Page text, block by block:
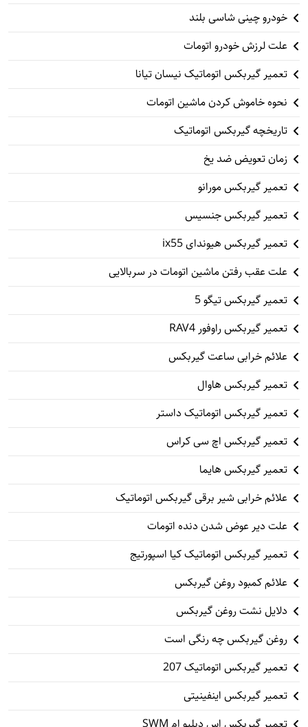
خودرو چینی شاسی بلند
علت لرزش خودرو اتومات
تعمیر گیربکس اتوماتیک نیسان تیانا
نحوه خاموش کردن ماشین اتومات
تاریخچه گیربکس اتوماتیک
زمان تعویض ضد یخ
تعمیر گیربکس مورانو
تعمیر گیربکس جنسیس
تعمیر گیربکس هیوندای ix55
علت عقب رفتن ماشین اتومات در سربالایی
تعمیر گیربکس تیگو 5
تعمیر گیربکس راوفور RAV4
علائم خرابی ساعت گیربکس
تعمیر گیربکس هاوال
تعمیر گیربکس اتوماتیک داستر
تعمیر گیربکس اچ سی کراس
تعمیر گیربکس هایما
علائم خرابی شیر برقی گیربکس اتوماتیک
علت دیر عوض شدن دنده اتومات
تعمیر گیربکس اتوماتیک کیا اسپورتیج
علائم کمبود روغن گیربکس
دلایل نشت روغن گیربکس
روغن گیربکس چه رنگی است
تعمیر گیربکس اتوماتیک 207
تعمیر گیربکس اینفینیتی